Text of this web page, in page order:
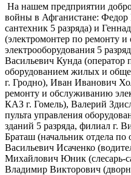
На нашем предприятии
войны в Афганистане: Федор
сантехник 5 разряда) и
(электромонтер по ремонту
электрооборудования 5
Васильевич Кунда (оператор
оборудованием жилых и
г. Гродно), Иван Иванович
ремонту и обслуживанию
КАЗ г. Гомель), Валерий
пульта управления
зданий 5 разряда, филиал г.
Браташ (начальник отдела по
Васильевич Исаченко
Михайлович Юник (слесарь-
Владимир Викторович